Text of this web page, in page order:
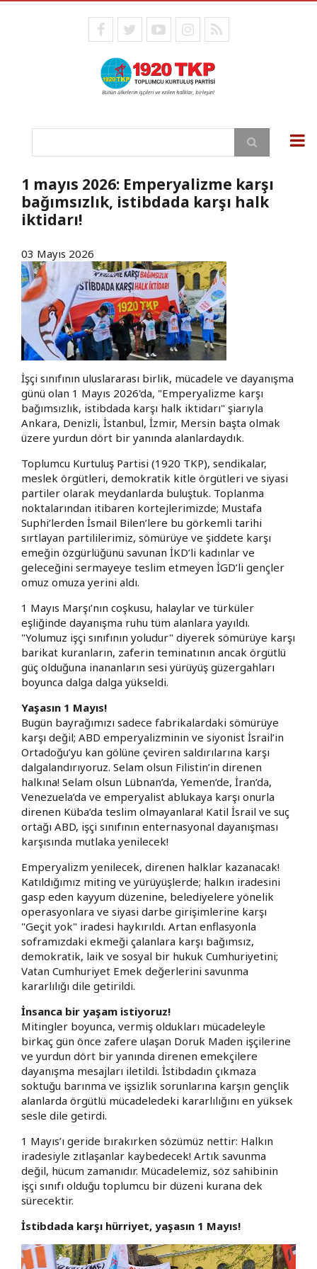
facebooktwitteryoutubeinstagram
RSS
Ara
1 mayıs 2026: Emperyalizme karşı
bağımsızlık, istibdada karşı halk
iktidarı!
03 Mayıs 2026
İşçi sınıfının uluslararası birlik, mücadele ve dayanışma
günü olan 1 Mayıs 2026'da, "Emperyalizme karşı
bağımsızlık, istibdada karşı halk iktidarı" şiarıyla
Ankara, Denizli, İstanbul, İzmir, Mersin başta olmak
üzere yurdun dört bir yanında alanlardaydık.
​Toplumcu Kurtuluş Partisi (1920 TKP), sendikalar,
meslek örgütleri, demokratik kitle örgütleri ve siyasi
partiler olarak meydanlarda buluştuk. Toplanma
noktalarından itibaren kortejlerimizde; Mustafa
Suphi’lerden İsmail Bilen’lere bu görkemli tarihi
sırtlayan partililerimiz, sömürüye ve şiddete karşı
emeğin özgürlüğünü savunan İKD’li kadınlar ve
geleceğini sermayeye teslim etmeyen İGD’li gençler
omuz omuza yerini aldı.
​1 Mayıs Marşı’nın coşkusu, halaylar ve türküler
eşliğinde dayanışma ruhu tüm alanlara yayıldı.
"Yolumuz işçi sınıfının yoludur" diyerek sömürüye karşı
barikat kuranların, zaferin teminatının ancak örgütlü
güç olduğuna inananların sesi yürüyüş güzergahları
boyunca dalga dalga yükseldi.
​Yaşasın 1 Mayıs!
​Bugün bayrağımızı sadece fabrikalardaki sömürüye
karşı değil; ABD emperyalizminin ve siyonist İsrail’in
Ortadoğu’yu kan gölüne çeviren saldırılarına karşı
dalgalandırıyoruz. Selam olsun Filistin’in direnen
halkına! Selam olsun Lübnan’da, Yemen’de, İran’da,
Venezuela’da ve emperyalist ablukaya karşı onurla
direnen Küba’da teslim olmayanlara! Katil İsrail ve suç
ortağı ABD, işçi sınıfının enternasyonal dayanışması
karşısında mutlaka yenilecek!
​Emperyalizm yenilecek, direnen halklar kazanacak!
​Katıldığımız miting ve yürüyüşlerde; halkın iradesini
gasp eden kayyum düzenine, belediyelere yönelik
operasyonlara ve siyasi darbe girişimlerine karşı
"Geçit yok" iradesi haykırıldı. Artan enflasyonla
soframızdaki ekmeği çalanlara karşı bağımsız,
demokratik, laik ve sosyal bir hukuk Cumhuriyetini;
Vatan Cumhuriyet Emek değerlerini savunma
kararlılığı dile getirildi.
​İnsanca bir yaşam istiyoruz!
​Mitingler boyunca, vermiş oldukları mücadeleyle
birkaç gün önce zafere ulaşan Doruk Maden işçilerine
ve yurdun dört bir yanında direnen emekçilere
dayanışma mesajları iletildi. İstibdadın çıkmaza
soktuğu barınma ve işsizlik sorunlarına karşın gençlik
alanlarda örgütlü mücadeledeki kararlılığını en yüksek
sesle dile getirdi.
​1 Mayıs’ı geride bırakırken sözümüz nettir: Halkın
iradesiyle zıtlaşanlar kaybedecek! Artık savunma
değil, hücum zamanıdır. Mücadelemiz, söz sahibinin
işçi sınıfı olduğu toplumcu bir düzeni kurana dek
sürecektir.
​İstibdada karşı hürriyet, yaşasın 1 Mayıs!